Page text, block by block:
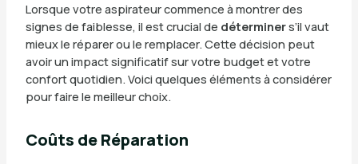
Lorsque votre aspirateur commence à montrer des
signes de faiblesse, il est crucial de déterminers’il vaut
mieux le réparer ou le remplacer. Cette décision peut
avoir un impact significatif sur votre budget et votre
confort quotidien. Voici quelques éléments à considérer
pour faire le meilleur choix.
Coûts de Réparation